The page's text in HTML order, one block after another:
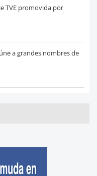
TVE promovida por
a grandes nombres de